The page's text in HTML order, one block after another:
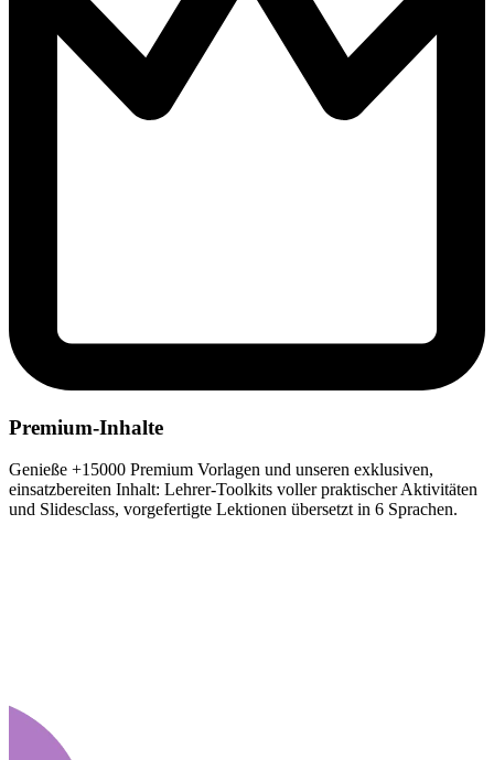
Premium-Inhalte
Genieße +15000 Premium Vorlagen und unseren exklusiven,
einsatzbereiten Inhalt: Lehrer-Toolkits voller praktischer Aktivitäten
und Slidesclass, vorgefertigte Lektionen übersetzt in 6 Sprachen.